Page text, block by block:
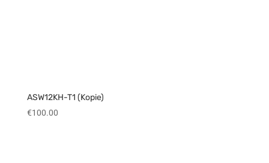
ASW12KH-T1 (Kopie)
€100.00